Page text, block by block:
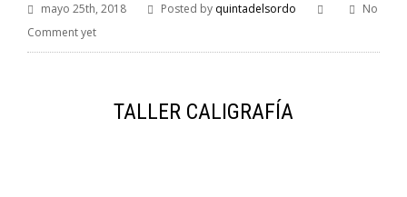
mayo 25th, 2018 Posted by quintadelsordo
No
Comment yet
TALLER CALIGRAFÍA